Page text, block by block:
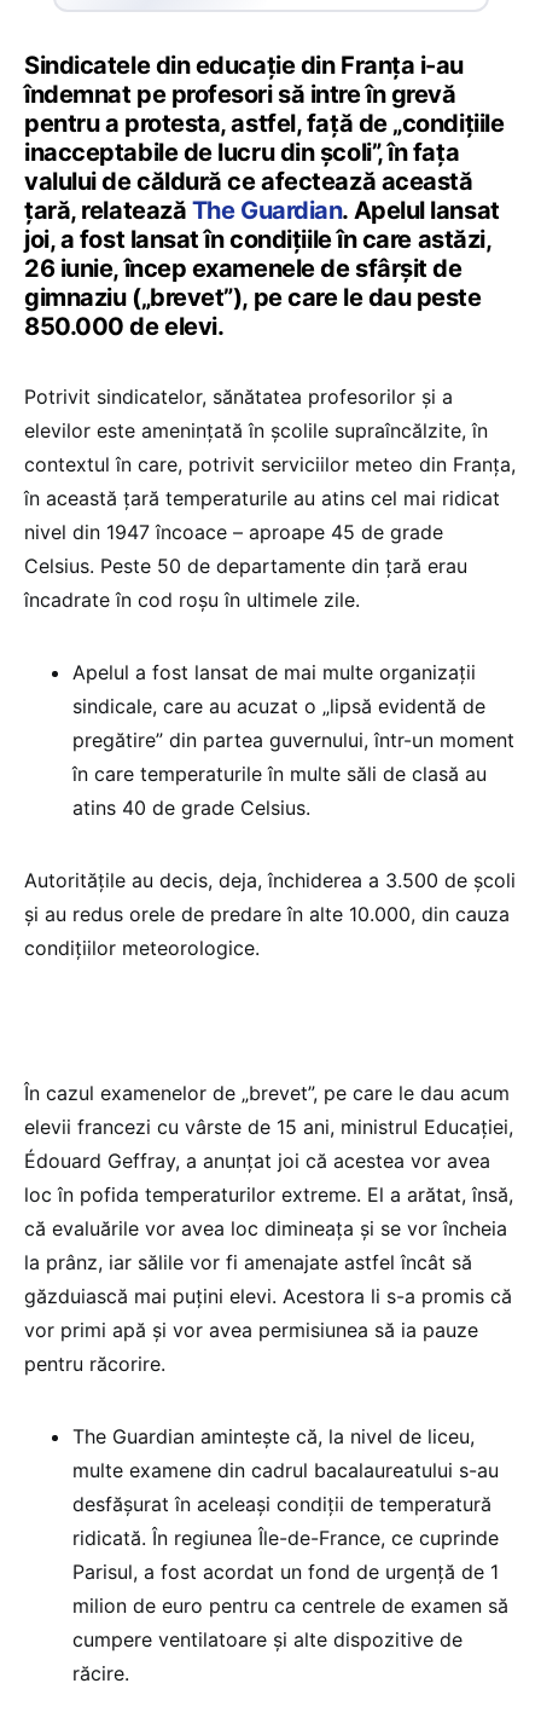
Sindicatele din educație din Franța i-au
îndemnat pe profesori să intre în grevă
pentru a protesta, astfel, față de „condițiile
inacceptabile de lucru din școli”, în fața
valului de căldură ce afectează această
țară, relatează The Guardian. Apelul lansat
joi, a fost lansat în condițiile în care astăzi,
26 iunie, încep examenele de sfârșit de
gimnaziu („brevet”), pe care le dau peste
850.000 de elevi.
Potrivit sindicatelor, sănătatea profesorilor și a
elevilor este amenințată în școlile supraîncălzite, în
contextul în care, potrivit serviciilor meteo din Franța,
în această țară temperaturile au atins cel mai ridicat
nivel din 1947 încoace – aproape 45 de grade
Celsius. Peste 50 de departamente din țară erau
încadrate în cod roșu în ultimele zile.
Apelul a fost lansat de mai multe organizații
sindicale, care au acuzat o „lipsă evidentă de
pregătire” din partea guvernului, într-un moment
în care temperaturile în multe săli de clasă au
atins 40 de grade Celsius.
Autoritățile au decis, deja, închiderea a 3.500 de școli
și au redus orele de predare în alte 10.000, din cauza
condițiilor meteorologice.
În cazul examenelor de „brevet”, pe care le dau acum
elevii francezi cu vârste de 15 ani, ministrul Educației,
Édouard Geffray, a anunțat joi că acestea vor avea
loc în pofida temperaturilor extreme. El a arătat, însă,
că evaluările vor avea loc dimineața și se vor încheia
la prânz, iar sălile vor fi amenajate astfel încât să
găzduiască mai puțini elevi. Acestora li s-a promis că
vor primi apă și vor avea permisiunea să ia pauze
pentru răcorire.
The Guardian amintește că, la nivel de liceu,
multe examene din cadrul bacalaureatului s-au
desfășurat în aceleași condiții de temperatură
ridicată. În regiunea Île-de-France, ce cuprinde
Parisul, a fost acordat un fond de urgență de 1
milion de euro pentru ca centrele de examen să
cumpere ventilatoare și alte dispozitive de
răcire.